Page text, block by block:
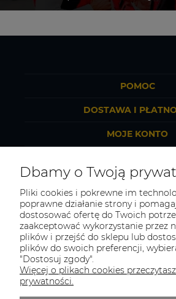
POMOC
DOSTAWA I
MOJE KONTO
TOTAL BHP
Odwiedź nasz
Sosnowiec, ul. Braci
Tel.:
507549566
Dbamy o Twoją
Pliki cookies i pokrewne im
poprawne działanie strony i
dostosować ofertę do Twoich
zaakceptować wykorzystanie przez
plików i przejść do sklepu lub
plików do swoich preferencji,
"Dostosuj zgody".
Więcej o plikach cookies
prywatności.